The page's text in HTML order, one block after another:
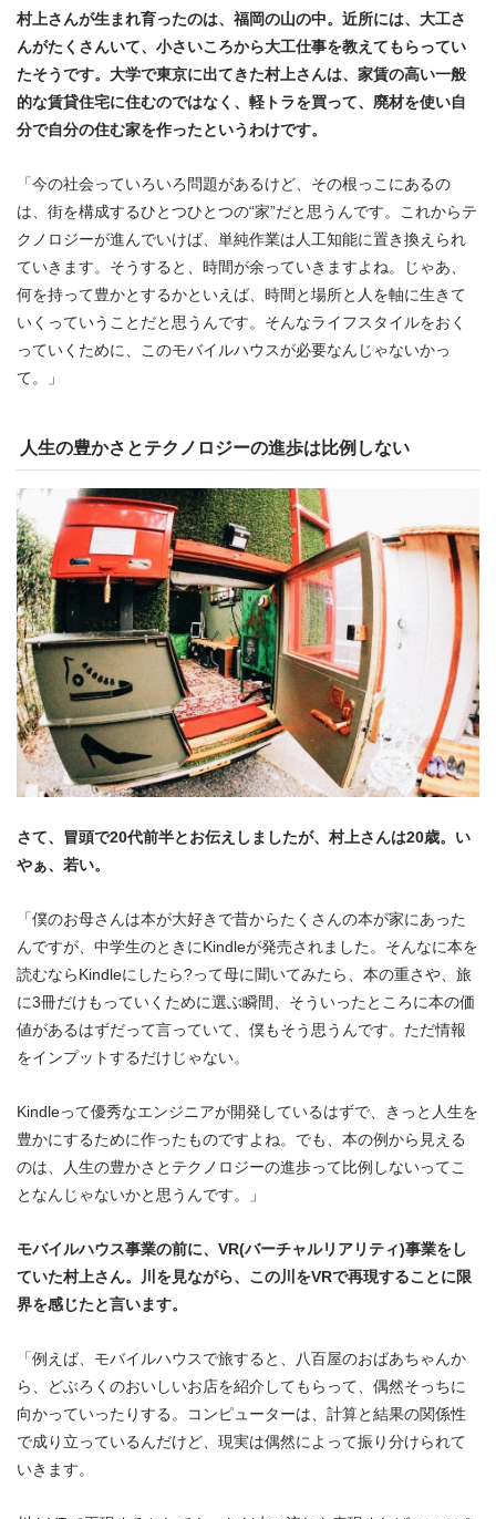
村上さんが生まれ育ったのは、福岡の山の中。近所には、大工さ
んがたくさんいて、小さいころから大工仕事を教えてもらってい
たそうです。大学で東京に出てきた村上さんは、家賃の高い一般
的な賃貸住宅に住むのではなく、軽トラを買って、廃材を使い自
分で自分の住む家を作ったというわけです。
「今の社会っていろいろ問題があるけど、その根っこにあるの
は、街を構成するひとつひとつの“家”だと思うんです。これからテ
クノロジーが進んでいけば、単純作業は人工知能に置き換えられ
ていきます。そうすると、時間が余っていきますよね。じゃあ、
何を持って豊かとするかといえば、時間と場所と人を軸に生きて
いくっていうことだと思うんです。そんなライフスタイルをおく
っていくために、このモバイルハウスが必要なんじゃないかっ
て。」
人生の豊かさとテクノロジーの進歩は比例しない
さて、冒頭で20代前半とお伝えしましたが、村上さんは20歳。い
やぁ、若い。
「僕のお母さんは本が大好きで昔からたくさんの本が家にあった
んですが、中学生のときにKindleが発売されました。そんなに本を
読むならKindleにしたら?って母に聞いてみたら、本の重さや、旅
に3冊だけもっていくために選ぶ瞬間、そういったところに本の価
値があるはずだって言っていて、僕もそう思うんです。ただ情報
をインプットするだけじゃない。
Kindleって優秀なエンジニアが開発しているはずで、きっと人生を
豊かにするために作ったものですよね。でも、本の例から見える
のは、人生の豊かさとテクノロジーの進歩って比例しないってこ
となんじゃないかと思うんです。」
モバイルハウス事業の前に、VR(バーチャルリアリティ)事業をし
ていた村上さん。川を見ながら、この川をVRで再現することに限
界を感じたと言います。
「例えば、モバイルハウスで旅すると、八百屋のおばあちゃんか
ら、どぶろくのおいしいお店を紹介してもらって、偶然そっちに
向かっていったりする。コンピューターは、計算と結果の関係性
で成り立っているんだけど、現実は偶然によって振り分けられて
いきます。